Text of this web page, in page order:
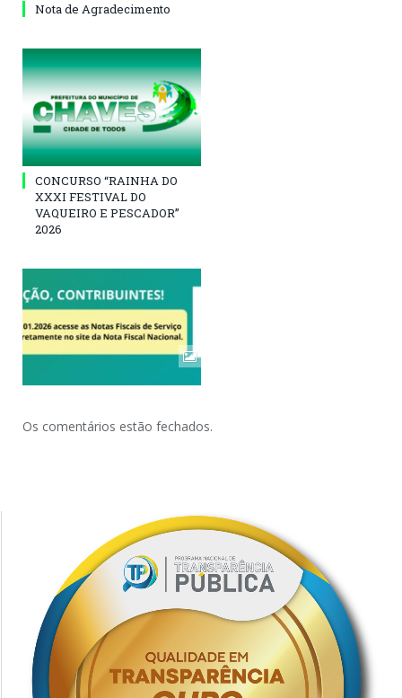
Nota de Agradecimento
CONCURSO “RAINHA DO
XXXI FESTIVAL DO
VAQUEIRO E PESCADOR”
2026
Os comentários estão fechados.